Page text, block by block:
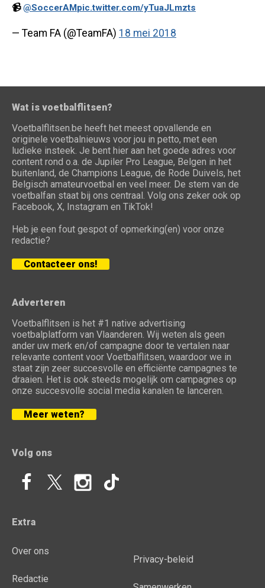
📹@SoccerAMpic.twitter.com/yTuaJLmzts
— Team FA (@TeamFA) 18 mei 2018
Wat is voetbalflitsen?
Voetbalflitsen.be heeft het meest opvallende en
originele voetbalnieuws voor jou in petto, met een
ludieke insteek. Je bent hier aan het goede adres voor
content rond o.a. de Jupiler Pro League, Belgen in het
buitenland, de Champions League, de Rode Duivels, het
Belgisch amateurvoetbal en veel meer. De stem van de
voetbalfan staat bij ons centraal. Volg ons zeker ook op
Facebook, X, Instagram en TikTok!
Heb je een fout gespot of opmerking(en) voor onze
redactie?
Contacteer ons!
Adverteren
Voetbalflitsen is het #1 native advertising
voetbalplatform van Vlaanderen. Wij weten als geen
ander uw merk en/of campagne door te vertalen naar
relevante content voor Voetbalflitsen, waardoor we in
staat zijn zeer succesvolle en efficiënte campagnes te
draaien. Het is ook steeds mogelijk om campagnes op
onze succesvolle social media kanalen te lanceren.
Meer weten?
Volg ons
Extra
Over ons
Redactie
Privacy-beleid